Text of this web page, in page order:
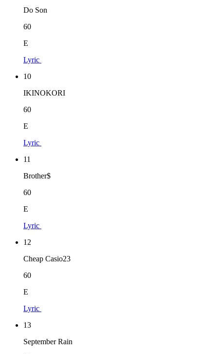
Do Son
60
E
Lyric
10
IKINOKORI
60
E
Lyric
11
Brother$
60
E
Lyric
12
Cheap Casio23
60
E
Lyric
13
September Rain